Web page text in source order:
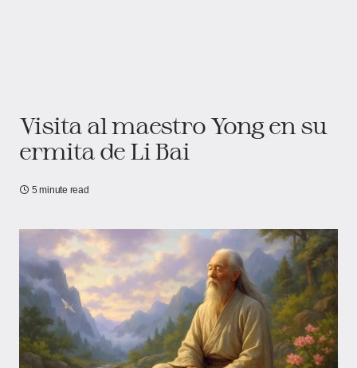
Visita al maestro Yong en su
ermita de Li Bai
5 minute read